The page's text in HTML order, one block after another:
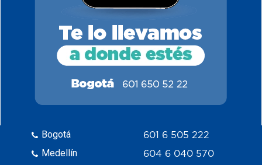
Bogotá
Medellín
601 6 505 222
604 6 040 570